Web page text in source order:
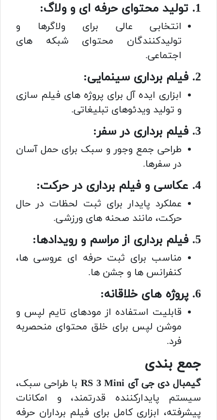
1. تولید محتوای حرفه ای و ولاگ:
انتخابی عالی برای ولاگرها و
تولیدکنندگان محتوای شبکه های
اجتماعی.
2. فیلم برداری سینمایی:
ابزاری ایده آل برای پروژه های فیلم سازی
و تولید ویدئوهای تبلیغاتی.
3. فیلم برداری در سفر:
طراحی جمع وجور و سبک برای حمل آسان
در سفرها.
4. عکاسی و فیلم برداری در حرکت:
عملکرد پایدار برای ثبت لحظات در حال
حرکت، مانند صحنه های ورزشی.
5. فیلم برداری از مراسم و رویدادها:
مناسب برای ثبت حرفه ای عروسی ها،
کنفرانس ها و جشن ها.
6. پروژه های خلاقانه:
قابلیت استفاده از مودهای تایم لپس و
موشن لپس برای خلق محتوای منحصربه
فرد.
جمع بندی
گیمبال دی جی آی RS 3 Mini
با طراحی سبک،
سیستم پایدارکننده قدرتمند، و امکانات
پیشرفته، ابزاری کامل برای فیلم برداران حرفه